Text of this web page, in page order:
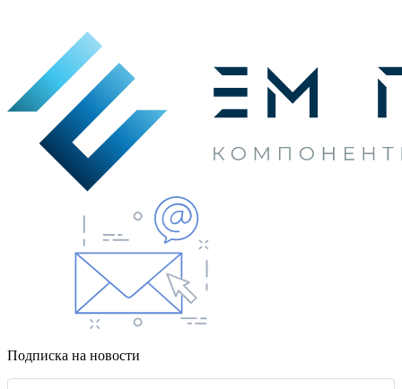
Подписка на новости